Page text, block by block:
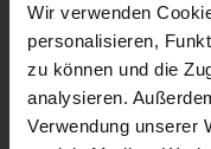
Wir verwenden
personalisieren,
zu können und die
analysieren.
Verwendung unserer